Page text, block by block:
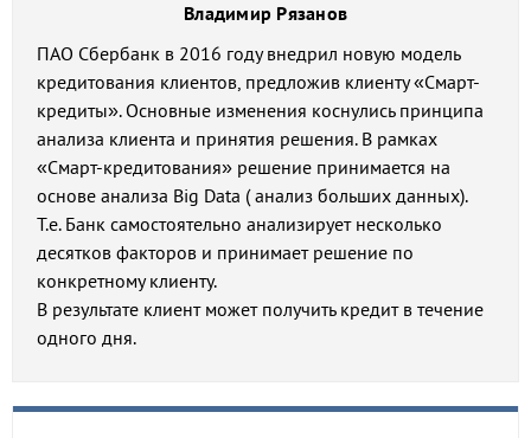
Владимир Рязанов
ПАО Сбербанк в 2016 году внедрил новую модель
кредитования клиентов, предложив клиенту «Смарт-
кредиты». Основные изменения коснулись принципа
анализа клиента и принятия решения. В рамках
«Смарт-кредитования» решение принимается на
основе анализа Big Data ( анализ больших данных).
Т.е. Банк самостоятельно анализирует несколько
десятков факторов и принимает решение по
конкретному клиенту.
В результате клиент может получить кредит в течение
одного дня.